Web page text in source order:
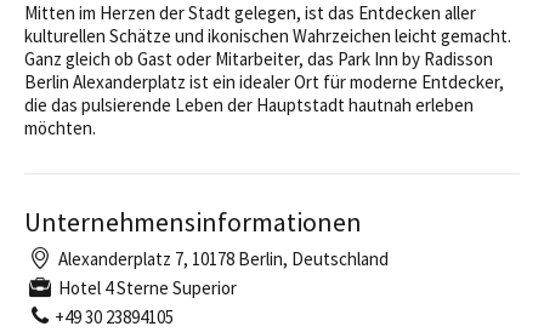
Mitten im Herzen der Stadt gelegen, ist das Entdecken aller
kulturellen Schätze und ikonischen Wahrzeichen leicht gemacht.
Ganz gleich ob Gast oder Mitarbeiter, das Park Inn by Radisson
Berlin Alexanderplatz ist ein idealer Ort für moderne Entdecker,
die das pulsierende Leben der Hauptstadt hautnah erleben
möchten.
Unternehmensinformationen
Alexanderplatz 7, 10178 Berlin, Deutschland
Hotel 4 Sterne Superior
+49 30 23894105